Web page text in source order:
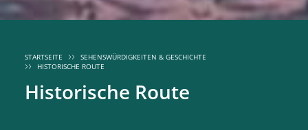
STARTSEITE
SEHENSWÜRDIGKEITEN & GESCHICHTE
HISTORISCHE ROUTE
Historische Route